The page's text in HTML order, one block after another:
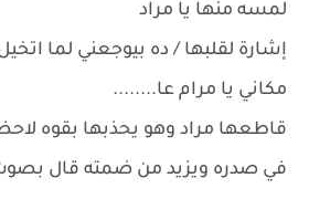
لمسه منها يا مراد
إشارة لقلبها / ده بيوجعني لما
مكاني يا مرام عا........
قاطعها مراد وهو يحذبها بقوه
في صدره ويزيد من ضمته قال